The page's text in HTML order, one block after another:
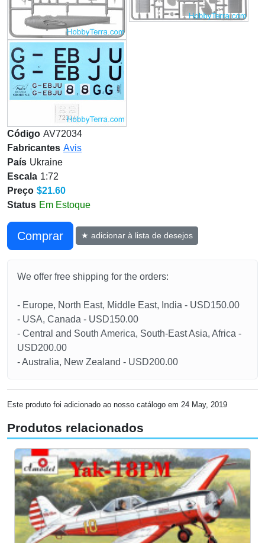
Código AV72034
Fabricantes Avis
País Ukraine
Escala 1:72
Preço $21.60
Status Em Estoque
Сomprar ★ adicionar à lista de desejos
We offer free shipping for the orders:
- Europe, North East, Middle East, India - USD150.00
- USA, Canada - USD150.00
- Central and South America, South-East Asia, Africa -
USD200.00
- Australia, New Zealand - USD200.00
Este produto foi adicionado ao nosso catálogo em 24 May, 2019
Produtos relacionados